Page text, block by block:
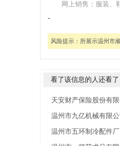
网上销售：服装、
-
风险提示： 所展示温州市
看了该信息的人还看了
天安财产保险股份有
温州市九亿机械有限公
温州市五环制冷配件厂